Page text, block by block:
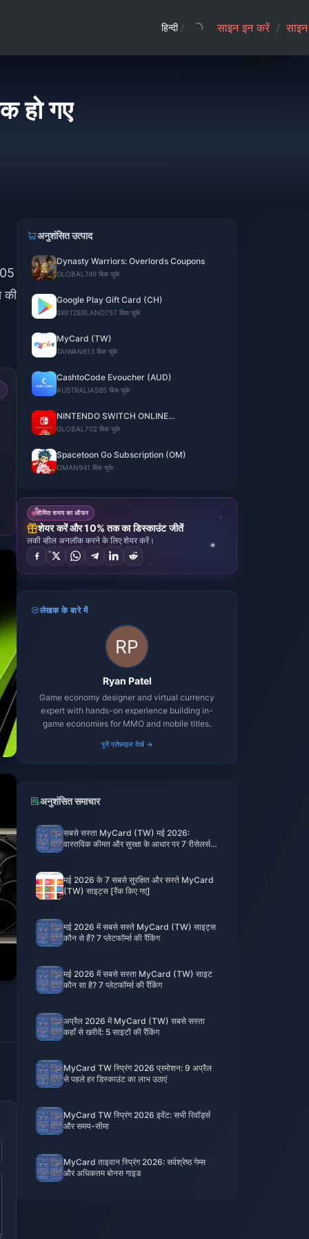
हिन्दी / साइन इन करें /
हो गए
की
अनुशंसित उत्पाद
Dynasty Warriors: Overlords Coupons
GLOBAL 749 बिक चुके
Google Play Gift Card (CH)
SWITZERLAND757 बिक चुके
MyCard (TW)
TAIWAN813 बिक चुके
CashtoCode Evoucher (AUD)
AUSTRALIA585 बिक चुके
NINTENDO SWITCH ONLINE
MEMBERSHIP
GLOBAL 702 बिक चुके
Spacetoon Go Subscription (OM)
OMAN941 बिक चुके
सीमित समय का ऑफर
शेयर करें और 10% तक का डिस्काउंट जीतें
लकी व्हील अनलॉक करने के लिए शेयर करें।
लेखक के बारे में
Ryan Patel
Game economy designer and virtual currency
expert with hands-on experience building in-
game economies for MMO and mobile titles.
पूरी प्रोफ़ाइल देखें →
अनुशंसित समाचार
सबसे सस्ता MyCard (TW) मई 2026:
वास्तविक कीमत और सुरक्षा के आधार पर 7 रीसेलर्स
मई 2026 के 7 सबसे सुरक्षित और सस्ते MyCard
(TW) साइट्स [रैंक किए गए]
मई 2026 में सबसे सस्ते MyCard (TW) साइट्स
कौन से हैं? 7 प्लेटफॉर्म्स की रैंकिंग
मई 2026 में सबसे सस्ता MyCard (TW) साइट
कौन सा है? 7 प्लेटफॉर्म्स की रैंकिंग
अप्रैल 2026 में MyCard (TW) सबसे सस्ता
कहाँ से खरीदें: 5 साइटों की रैंकिंग
MyCard TW स्प्रिंग 2026 प्रमोशन: 9 अप्रैल
से पहले हर डिस्काउंट का लाभ उठाएं
MyCard TW स्प्रिंग 2026 इवेंट: सभी रिवॉर्ड्स
और समय-सीमा
MyCard ताइवान स्प्रिंग 2026: सर्वश्रेष्ठ गेम्स
और अधिकतम बोनस गाइड